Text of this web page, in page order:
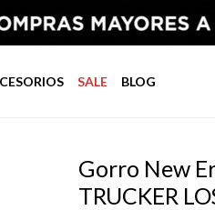
SALE BLOG
Gorro New
TRUCKER